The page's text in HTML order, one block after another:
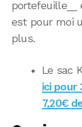
est pour moi
plus.
Le sac
ici pour
7,20€